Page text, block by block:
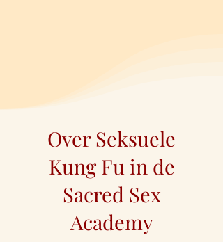
Over Seksuele
Kung Fu in de
Sacred Sex
Academy